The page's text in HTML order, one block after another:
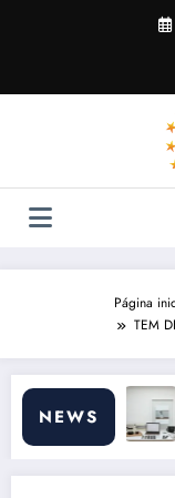
Página
TEM
NEWS
Portugal 2026: